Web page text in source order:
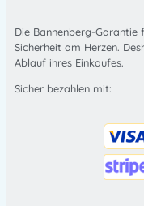
Die Bannenberg-Garantie
Sicherheit am Herzen.
Ablauf ihres Einkaufes.
Sicher bezahlen mit: